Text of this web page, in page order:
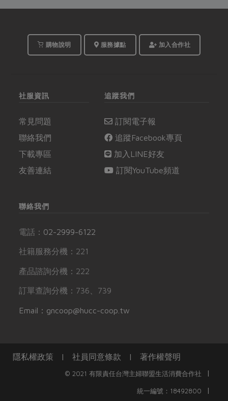
就要開始分享啦！
購物說明 服務據點 加入合作社
社服資訊
常見問題
聯絡我們
下載專區
友善連結
追蹤我們
訂閱電子報
追蹤Facebook專頁
加入LINE好友
訂閱YouTube頻道
聯絡我們
電話： 02-2999-6122
社籍服務分機：221
產品諮詢分機：222
訂單查詢分機：736、739
Email：gncoop@hucc-coop.tw
隱私權政策 | 社員同意條款 | 著作權聲明
© 2021 有限責任台灣主婦聯盟生活消費合作社 |
統一編號：18492800 |